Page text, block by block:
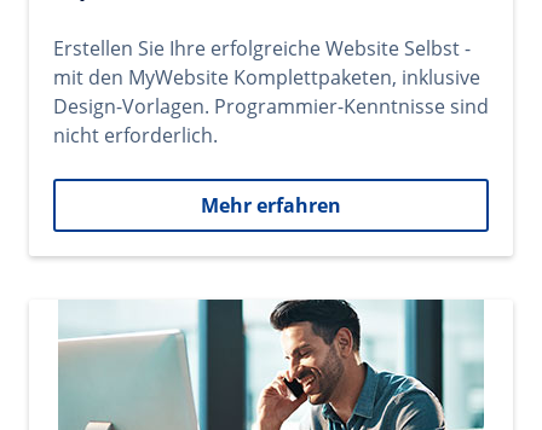
Erstellen Sie Ihre erfolgreiche Website Selbst -
mit den MyWebsite Komplettpaketen, inklusive
Design-Vorlagen. Programmier-Kenntnisse sind
nicht erforderlich.
Mehr erfahren